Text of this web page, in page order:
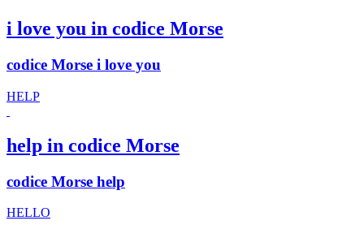
i love you in codice Morse
codice Morse i love you
HELP
help in codice Morse
codice Morse help
HELLO